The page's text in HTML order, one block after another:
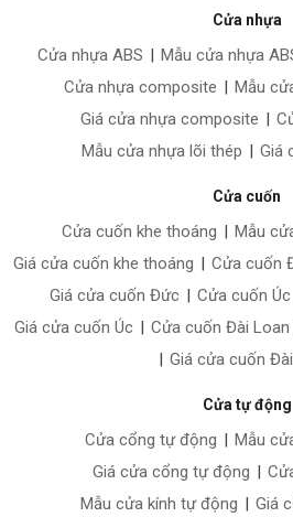
Cửa nhựa
Cửa nhựa ABS | Mẫu cửa nhựa
Cửa nhựa composite | Mẫu
Giá cửa nhựa composite |
Mẫu cửa nhựa lõi thép | Giá
Cửa cuốn
Cửa cuốn khe thoáng | Mẫu
Giá cửa cuốn khe thoáng | Cửa cuốn
Giá cửa cuốn Đức | Cửa cuốn Úc
Giá cửa cuốn Úc | Cửa cuốn Đài Loan
| Giá cửa cuốn
Cửa tự động
Cửa cổng tự động | Mẫu
Giá cửa cổng tự động |
Mẫu cửa kính tự động | Giá